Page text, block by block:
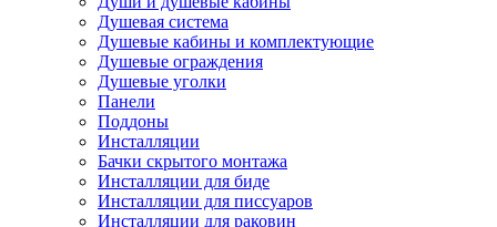
Душевая система
Душевые кабины и комплектующие
Душевые ограждения
Душевые уголки
Панели
Поддоны
Инсталляции
Бачки скрытого монтажа
Инсталляции для биде
Инсталляции для писсуаров
Инсталляции для раковин